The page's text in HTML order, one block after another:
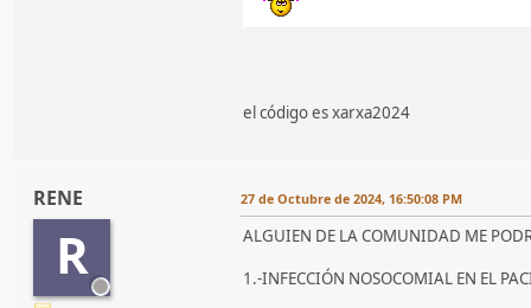
el código es xarxa2024
RENE
R
27 de Octubre de 2024, 16:50:08 PM
ALGUIEN DE LA COMUNIDAD ME
1.-INFECCIÓN NOSOCOMIAL EN EL